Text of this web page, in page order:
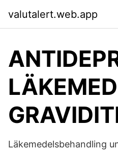
valutalert.web.app
Läkemedelsbehandling